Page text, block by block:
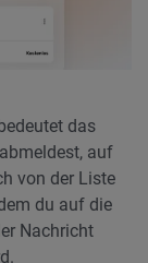
das
auf
von der Liste
du auf die
Nachricht